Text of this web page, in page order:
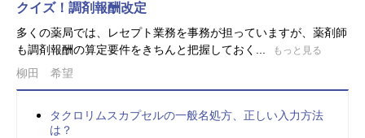
クイズ！調剤報酬改定
多くの薬局では、レセプト業務を事務が担っていますが、薬剤師
も調剤報酬の算定要件をきちんと把握しておく...
もっと見る
柳田 希望
タクロリムスカプセルの一般名処方、正しい入力方法
は？